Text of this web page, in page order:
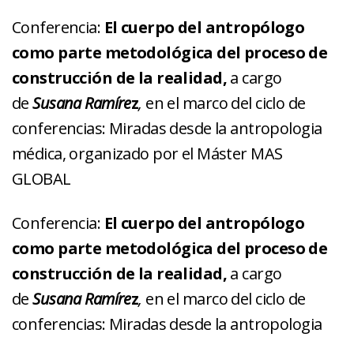
Conferencia: El cuerpo del antropólogo
como parte metodológica del proceso de
construcción de la realidad,a cargo
deSusana Ramírez, en el marco del ciclo de
conferencias: Miradas desde la antropologia
médica, organizado por el Máster MAS
GLOBAL
Conferencia: El cuerpo del antropólogo
como parte metodológica del proceso de
construcción de la realidad,a cargo
deSusana Ramírez, en el marco del ciclo de
conferencias: Miradas desde la antropologia